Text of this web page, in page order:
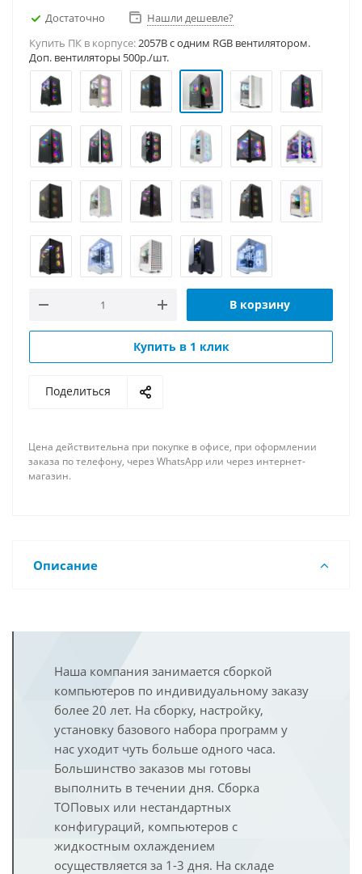
Достаточно
Нашли дешевле?
Купить ПК в корпусе:2057B c одним RGB вентилятором.
Доп. вентиляторы 500р./шт.
В корзину
Купить в 1 клик
Поделиться
Цена действительна при покупке в офисе, при оформлении
заказа по телефону, через WhatsApp или через интернет-
магазин.
Описание
Наша компания занимается сборкой
компьютеров по индивидуальному заказу
более 20 лет. На сборку, настройку,
установку базового набора программ у
нас уходит чуть больше одного часа.
Большинство заказов мы готовы
выполнить в течении дня. Сборка
ТОПовых или нестандартных
конфигураций, компьютеров с
жидкостным охлаждением
осуществляется за 1-3 дня. На складе